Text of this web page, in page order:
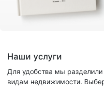
Наши услуги
Для удобства мы
видам недвижимости.